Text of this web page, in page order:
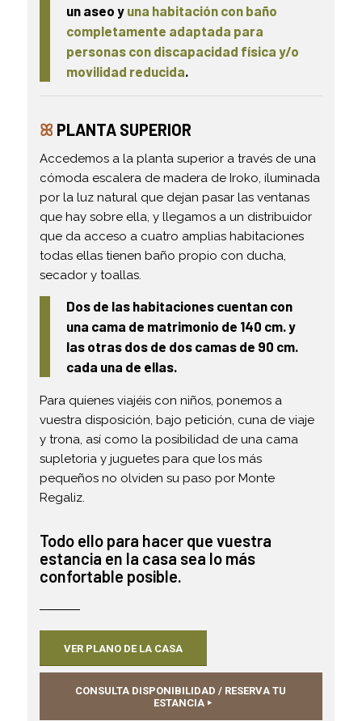
un aseo y una habitación con baño
completamente adaptada para
personas con discapacidad física y/o
movilidad reducida.
ꕤ PLANTA SUPERIOR
Accedemos a la planta superior a través de una
cómoda escalera de madera de Iroko, iluminada
por la luz natural que dejan pasar las ventanas
que hay sobre ella, y llegamos a un distribuidor
que da acceso a cuatro amplias habitaciones
todas ellas tienen baño propio con ducha,
secador y toallas.
Dos de las habitaciones cuentan con
una cama de matrimonio de 140 cm. y
las otras dos de dos camas de 90 cm.
cada una de ellas.
Para quienes viajéis con niños, ponemos a
vuestra disposición, bajo petición, cuna de viaje
y trona, así como la posibilidad de una cama
supletoria y juguetes para que los más
pequeños no olviden su paso por Monte
Regaliz.
Todo ello para hacer que vuestra
estancia en la casa sea lo más
confortable posible.
VER PLANO DE LA CASA
CONSULTA DISPONIBILIDAD / RESERVA TU
ESTANCIA